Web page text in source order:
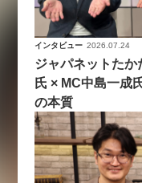
インタビュー 2026.07.24
ジャパネットたか
氏 × MC中島一成
の本質